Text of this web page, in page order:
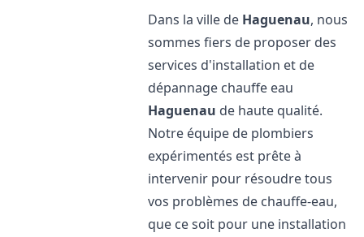
Dans la ville de Haguenau, nous
sommes fiers de proposer des
services d'installation et de
dépannage chauffe eau
Haguenau de haute qualité.
Notre équipe de plombiers
expérimentés est prête à
intervenir pour résoudre tous
vos problèmes de chauffe-eau,
que ce soit pour une installation